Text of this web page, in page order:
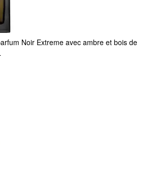
Noir Extreme avec ambre et bois de